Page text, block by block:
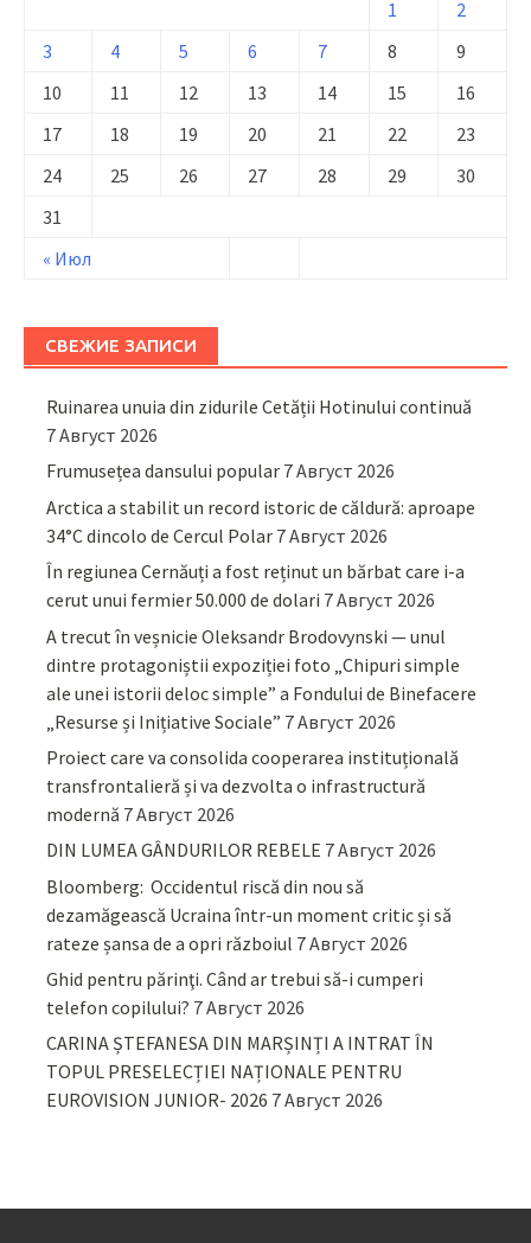
« Июл
1
2
3
4 5 6 7 8
9
10
11 12 13 14 15
16
17
18 19 20 21 22
23
24
25 26 27 28 29
30
31
СВЕЖИЕ ЗАПИСИ
Ruinarea unuia din zidurile Cetății Hotinului continuă
7 Август 2026
Frumusețea dansului popular 7 Август 2026
Arctica a stabilit un record istoric de căldură: aproape
34°C dincolo de Cercul Polar 7 Август 2026
În regiunea Cernăuți a fost reținut un bărbat care i-a
cerut unui fermier 50.000 de dolari 7 Август 2026
A trecut în veșnicie Oleksandr Brodovynski — unul
dintre protagoniștii expoziției foto „Chipuri simple
ale unei istorii deloc simple” a Fondului de Binefacere
„Resurse și Inițiative Sociale” 7 Август 2026
Proiect care va consolida cooperarea instituțională
transfrontalieră și va dezvolta o infrastructură
modernă 7 Август 2026
DIN LUMEA GÂNDURILOR REBELE 7 Август 2026
Bloomberg: Occidentul riscă din nou să
dezamăgească Ucraina într-un moment critic și să
rateze șansa de a opri războiul 7 Август 2026
Ghid pentru părinţi. Când ar trebui să-i cumperi
telefon copilului? 7 Август 2026
CARINA ȘTEFANESA DIN MARȘINȚI A INTRAT ÎN
TOPUL PRESELECȚIEI NAȚIONALE PENTRU
EUROVISION JUNIOR- 2026 7 Август 2026